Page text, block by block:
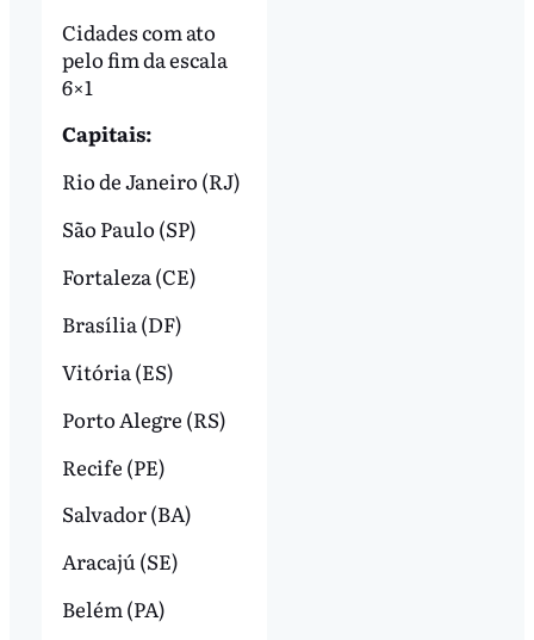
Cidades com ato
pelo fim da escala
6×1
Capitais:
Rio de Janeiro (RJ)
São Paulo (SP)
Fortaleza (CE)
Brasília (DF)
Vitória (ES)
Porto Alegre (RS)
Recife (PE)
Salvador (BA)
Aracajú (SE)
Belém (PA)